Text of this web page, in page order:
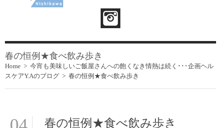
春の恒例★食べ飲み歩き
Home > 今宵も美味しいご飯屋さんへの飽くなき情熱は続く･･･企画ヘル
スケアY.Aのブログ > 春の恒例★食べ飲み歩き
春の恒例★食べ飲み歩き